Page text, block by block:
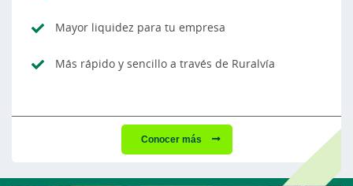
Mayor liquidez para tu empresa
Más rápido y sencillo a través de Ruralvía
Conocer más